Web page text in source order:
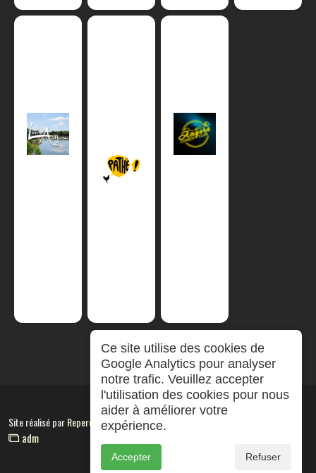
Site réalisé parRepereCom
adm
Ce site utilise des cookies de
Google Analytics pour analyser
notre trafic. Veuillez accepter
l'utilisation des cookies pour nous
aider à améliorer votre
expérience.
Accepter Refuser